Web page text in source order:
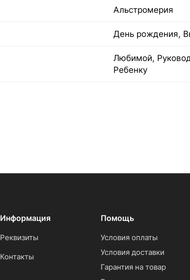
Альстромерия
День рождения,
Любимой,
Ребенку
Информация
Реквизиты
Контакты
Помощь
Условия оплаты
Условия доставки
Гарантия на товар